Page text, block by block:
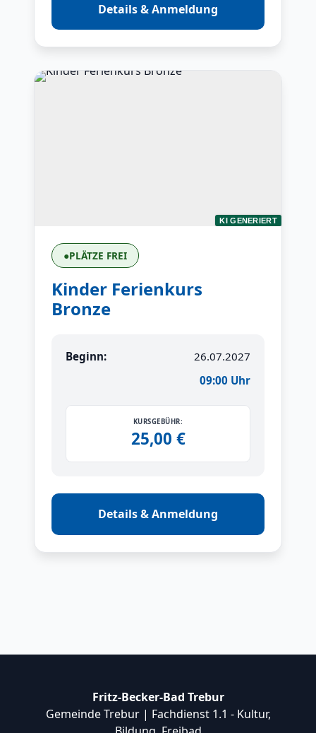
Details & Anmeldung
KI GENERIERT
●PLÄTZE FREI
Kinder Ferienkurs
Bronze
Beginn:
26.07.2027
09:00 Uhr
KURSGEBÜHR:
25,00 €
Details & Anmeldung
Fritz-Becker-Bad Trebur
Gemeinde Trebur | Fachdienst 1.1 - Kultur,